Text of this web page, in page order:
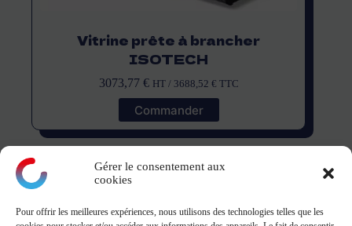
Gérer le consentement aux
cookies
Pour offrir les meilleures expériences, nous utilisons des technologies telles que les
Vitrine prête à brancher
ISOTECH
3073,77 € HT / 3688,52 € TTC
Commander
montagne